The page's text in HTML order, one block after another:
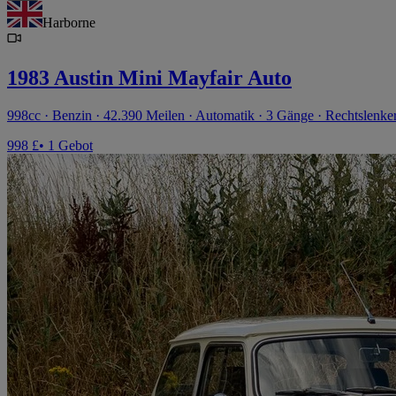
Harborne
1983 Austin Mini Mayfair Auto
998cc · Benzin · 42.390 Meilen · Automatik · 3 Gänge ·
998 £• 1 Gebot